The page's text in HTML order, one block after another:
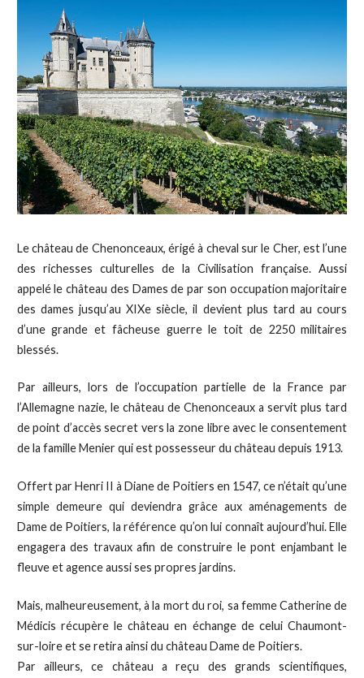
Le château de Chenonceaux, érigé à cheval sur le Cher, est l’une
des richesses culturelles de la Civilisation française. Aussi
appelé le château des Dames de par son occupation majoritaire
des dames jusqu’au XIXe siècle, il devient plus tard au cours
d’une grande et fâcheuse guerre le toit de 2250 militaires
blessés.
Par ailleurs, lors de l’occupation partielle de la France par
l’Allemagne nazie, le château de Chenonceaux a servit plus tard
de point d’accès secret vers la zone libre avec le consentement
de la famille Menier qui est possesseur du château depuis 1913.
Offert par Henri II à Diane de Poitiers en 1547, ce n’était qu’une
simple demeure qui deviendra grâce aux aménagements de
Dame de Poitiers, la référence qu’on lui connaît aujourd’hui. Elle
engagera des travaux afin de construire le pont enjambant le
fleuve et agence aussi ses propres jardins.
Mais, malheureusement, à la mort du roi, sa femme Catherine de
Médicis récupère le château en échange de celui Chaumont-
sur-loire et se retira ainsi du château Dame de Poitiers.
Par ailleurs, ce château a reçu des grands scientifiques,